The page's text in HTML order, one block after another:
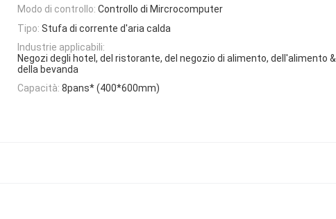
Modo di controllo: Controllo di Mircrocomputer
Tipo: Stufa di corrente d'aria calda
Industrie applicabili:
Negozi degli hotel, del ristorante, del negozio di alimento, dell'alimento &
della bevanda
Capacità: 8pans* (400*600mm)